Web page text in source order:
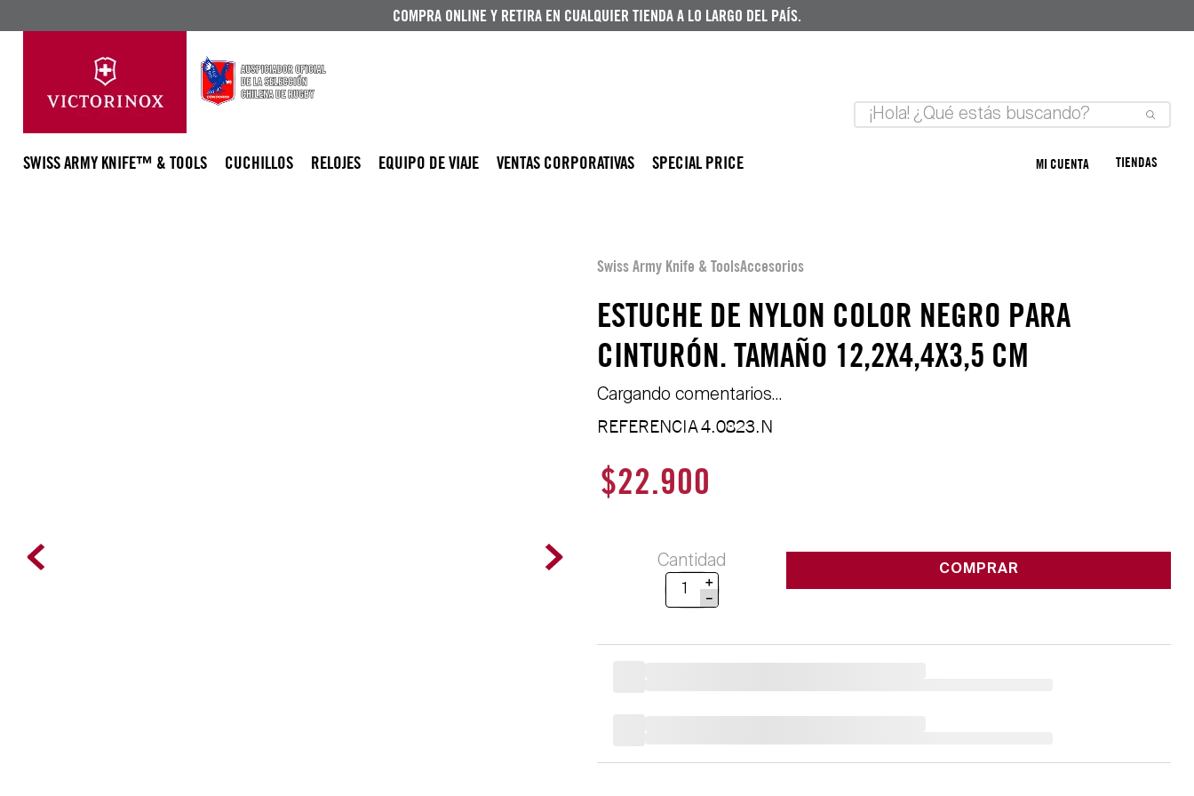
COMPRA ONLINE Y RETIRA EN CUALQUIER TIENDA A LO LARGO DEL PAÍS.
SWISS ARMY KNIFE™ & TOOLS CUCHILLOS RELOJES EQUIPO DE VIAJE VENTAS CORPORATIVAS SPECIAL PRICE MI CUENTA TIENDAS
Swiss Army Knife & ToolsAccesorios
ESTUCHE DE NYLON COLOR NEGRO PARA
CINTURÓN. TAMAÑO 12,2X4,4X3,5 CM
Cargando comentarios…
REFERENCIA4.0823.N
$22.900
Cantidad
＋
－
COMPRAR